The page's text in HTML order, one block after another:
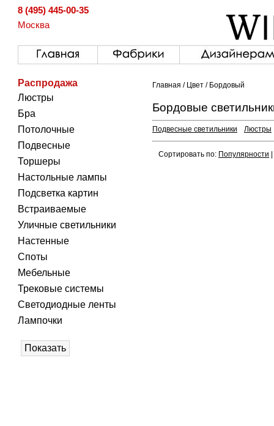
8 (495) 445-00-35
Москва
Распродажа
Люстры
Бра
Потолочные
Подвесные
Торшеры
Настольные лампы
Подсветка картин
Встраиваемые
Уличные светильники
Настенные
Споты
Мебельные
Трековые системы
Светодиодные ленты
Лампочки
Главная / Цвет / Бордовый
Бордовые
Подвесные светильники Люстры
Сортировать по: Популярности